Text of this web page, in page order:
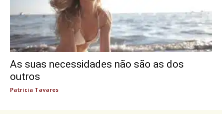
As suas necessidades não são as dos
outros
Patricia Tavares